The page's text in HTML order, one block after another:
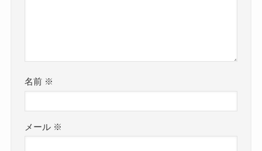
名前 ※
メール ※